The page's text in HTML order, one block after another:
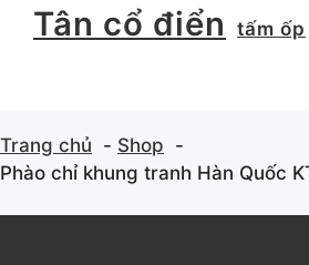
Tân cổ điển tấm ốp
Trang chủ
Shop
Phào chỉ khung tranh Hàn Quốc